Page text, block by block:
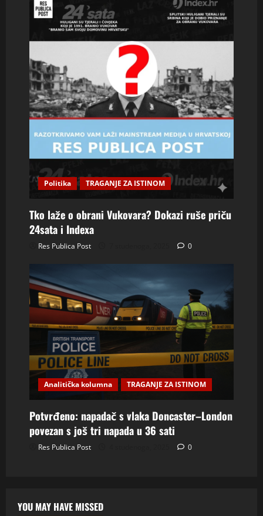
Politika TRAGANJE ZA ISTINOM
Tko laže o obrani Vukovara? Dokazi ruše priču
24sata i Indexa
Res Publica Post 0
Analitička kolumna TRAGANJE ZA ISTINOM
Potvrđeno: napadač s vlaka Doncaster–London
povezan s još tri napada u 36 sati
Res Publica Post 0
YOU MAY HAVE MISSED